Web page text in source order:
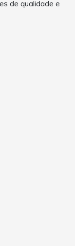
de qualidade e